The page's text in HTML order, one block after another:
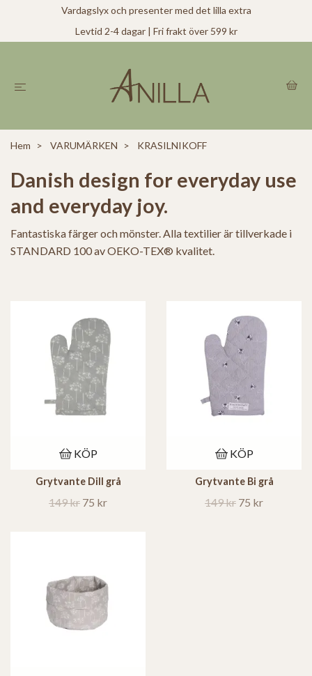
Vardagslyx och presenter med det lilla extra
Levtid 2-4 dagar | Fri frakt över 599 kr
Hem VARUMÄRKEN KRASILNIKOFF
Danish design for everyday use
and everyday joy.
Fantastiska färger och mönster. Alla textilier är tillverkade i
STANDARD 100 av OEKO-TEX® kvalitet.
KÖP
Grytvante Dill grå
149 kr 75 kr
KÖP
Grytvante Bi grå
149 kr 75 kr